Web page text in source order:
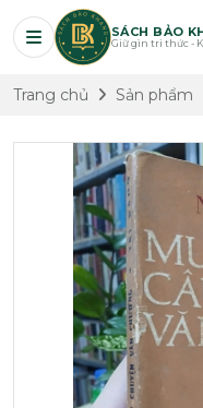
SÁCH BẢO
Giữ gìn tri thức -
Trang chủ Sản phẩm